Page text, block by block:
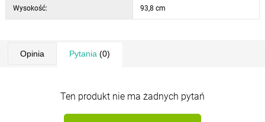
Wysokość: 93,8 cm
Opinia Pytania (0)
Ten produkt nie ma żadnych pytań